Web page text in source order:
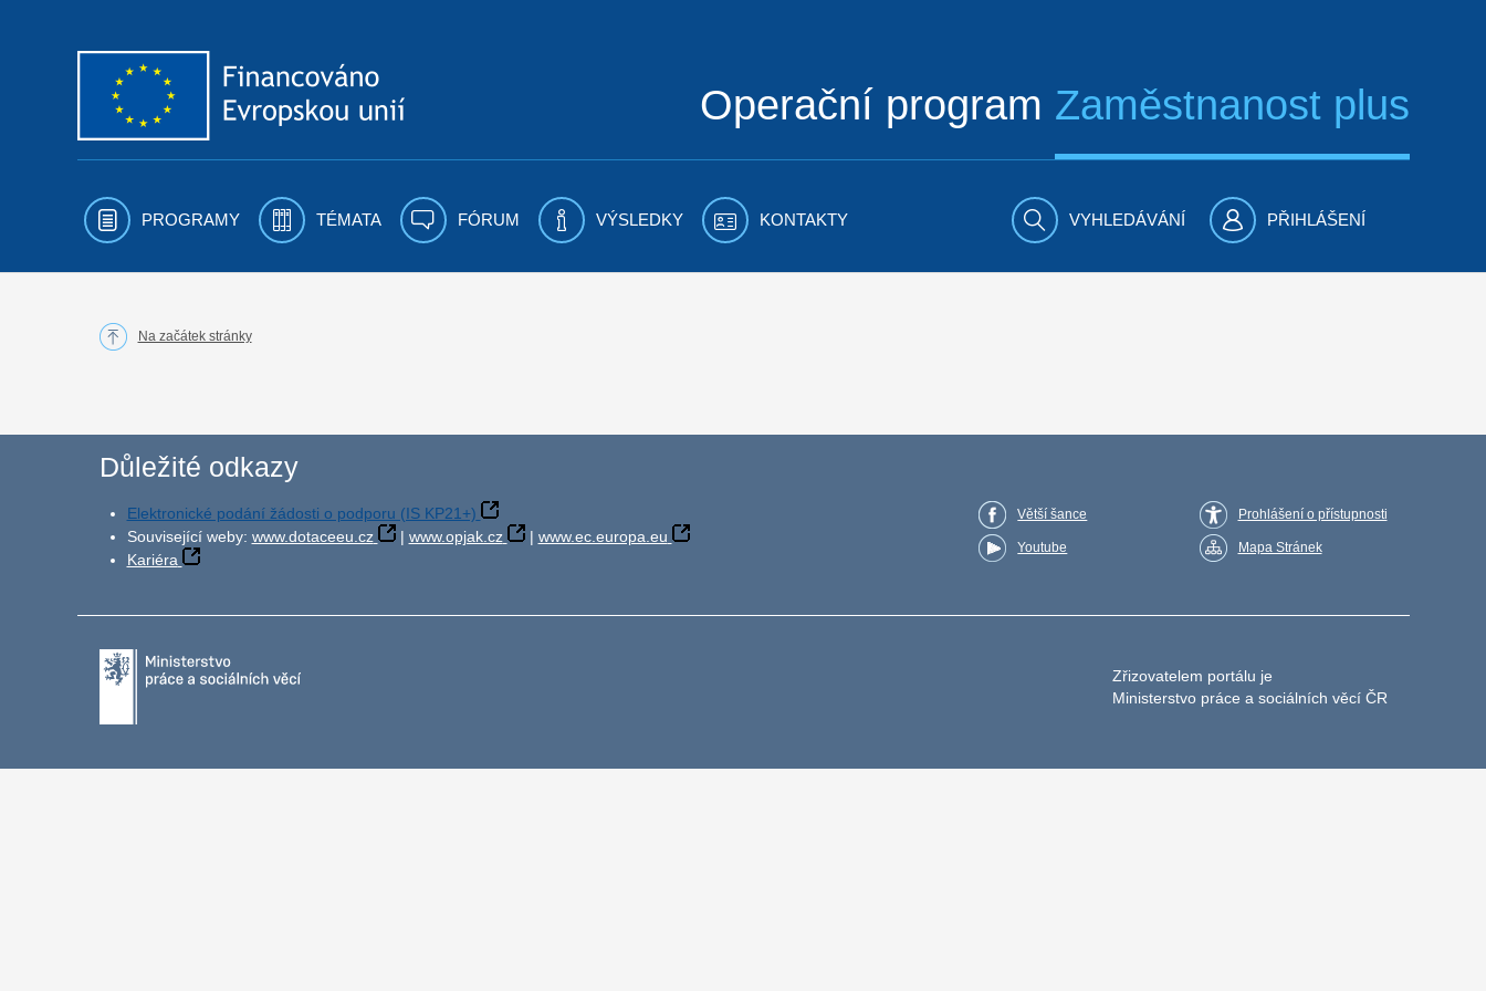
Operační program Zaměstnanost plus
PROGRAMY TÉMATA FÓRUM VÝSLEDKY KONTAKTY VYHLEDÁVÁNÍ PŘIHLÁŠENÍ
Na začátek stránky
Důležité odkazy
Elektronické podání žádosti o podporu (IS KP21+)
Související weby: www.dotaceeu.cz | www.opjak.cz | www.ec.europa.eu
Kariéra
Větší šance
Youtube
Prohlášení o přístupnosti
Mapa Stránek
Zřizovatelem portálu je
Ministerstvo práce a sociálních věcí ČR